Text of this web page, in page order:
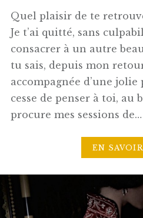
Quel plaisir de te
Je t’ai quitté, sans
consacrer à un autre
tu sais, depuis mon
accompagnée d’une
cesse de penser à toi, au
procure mes sessions de…
EN